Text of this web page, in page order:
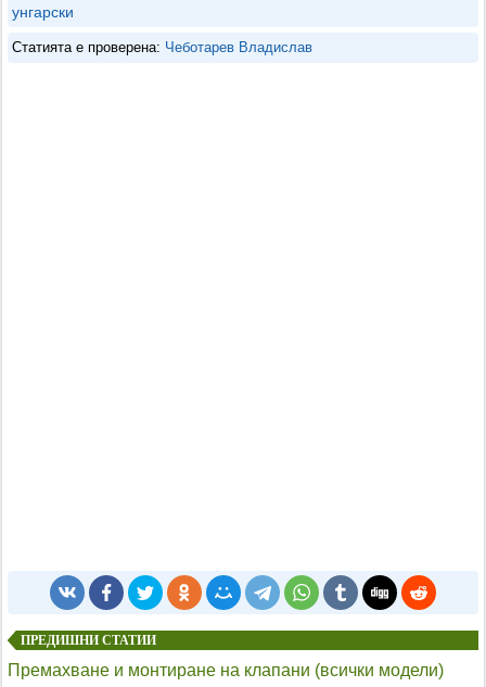
унгарски
Статията е проверена: Чеботарев Владислав
ПРЕДИШНИ СТАТИИ
Премахване и монтиране на клапани (всички модели)